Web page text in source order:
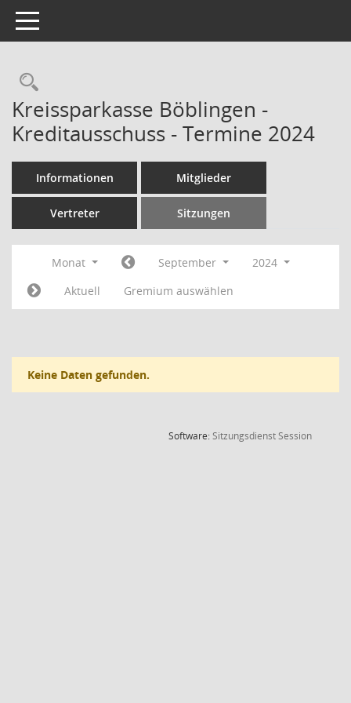
Toggle navigation
Rechercheauswahl
Kreissparkasse Böblingen -
Kreditausschuss - Termine 2024
Informationen Mitglieder
Vertreter Sitzungen
Monat September
2024
Aktuell
Gremium auswählen
Keine Daten gefunden.
Software:SitzungsdienstSession(Wird in